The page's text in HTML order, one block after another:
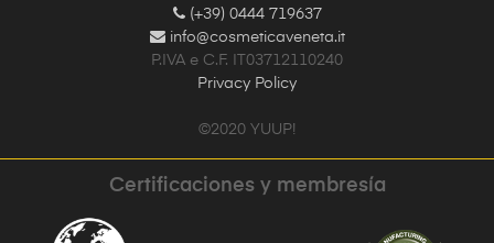
(+39) 0444 719637
info@cosmeticaveneta.it
P.IVA e C.F. IT03712110240
Privacy Policy
©2020 YUUP!
Certificaciones y membresía